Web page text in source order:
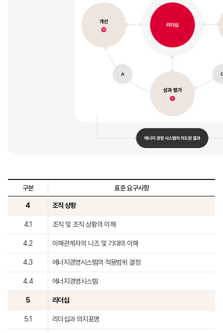
구분 표준 요구사항
4 조직 상황
4.1 조직 및 조직 상황의 이해
4.2 이해관계자의 니즈 및 기대의 이해
4.3 에너지경영시스템의 적용범위 결정
4.4 에너지경영시스템
5 리더십
5.1 리더십과 의지표명